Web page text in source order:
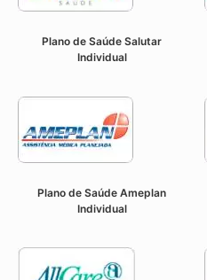
Plano de Saúde Salutar
Individual
Plano de Saúde Ameplan
Individual